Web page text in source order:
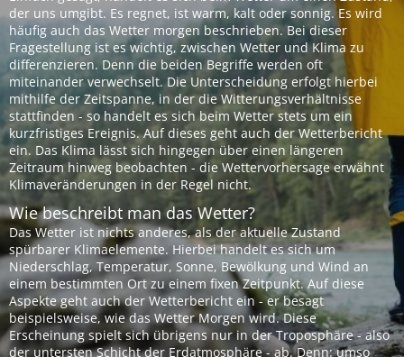
der uns umgibt. Es regnet, ist warm, kalt oder sonnig. Es wird
häufig auch das Wetter morgen beschrieben. Bei dieser
Fragestellung ist es wichtig, zwischen Wetter und Klima zu
differenzieren. Denn die beiden Begriffe werden oft
miteinander verwechselt. Die Unterscheidung erfolgt hierbei
mithilfe der Zeitspanne, in der die Witterungsverhältnisse
stattfinden - so handelt es sich beim Wetter stets um ein
kurzfristiges Ereignis. Auf dieses geht auch der Wetterbericht
ein. Das Klima lässt sich hingegen über einen längeren
Zeitraum hinweg beobachten - die Wettervorhersage erwähnt
Klimaveränderungen in der Regel nicht.
Wie beschreibt man das Wetter?
Das Wetter ist nichts anderes, als der aktuelle Zustand
spürbarer Klimaelemente. Hierbei handelt es sich um
Niederschlag, Temperatur, Sonne, Bewölkung und Wind an
einem bestimmten Ort zu einem fixen Zeitpunkt. Auf diese
Aspekte geht auch der Wetterbericht ein - er besagt
beispielsweise, wie das Wetter Morgen wird. Diese
Erscheinung spielt sich übrigens nur in der Troposphäre - also
der untersten Schicht der Erdatmosphäre - ab. Denn: umso